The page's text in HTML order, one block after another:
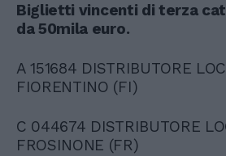
Biglietti vincenti di terza
da 50mila euro.
A 151684 DISTRIBUTORE
FIORENTINO (FI)
C 044674 DISTRIBUTORE
FROSINONE (FR)